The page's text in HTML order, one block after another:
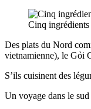
Cinq ingrédients
Des plats du Nord
vietnamienne), le Gỏi
S’ils cuisinent des
Un voyage dans le